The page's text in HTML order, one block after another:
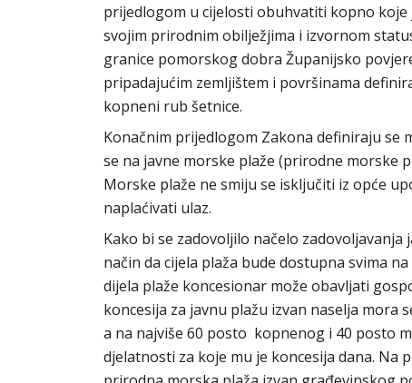
prijedlogom u cijelosti obuhvatiti kopno
svojim prirodnim obilježjima i izvornom
granice pomorskog dobra Županijsko
pripadajućim zemljištem i površinama
kopneni rub šetnice.
Konačnim prijedlogom Zakona definiraju se
se na javne morske plaže (prirodne morske
Morske plaže ne smiju se isključiti iz opće
naplaćivati ulaz.
Kako bi se zadovoljilo načelo
način da cijela plaža bude dostupna svima
dijela plaže koncesionar može obavljati
koncesija za javnu plažu izvan naselja mora
a na najviše 60 posto kopnenog i 40 posto
djelatnosti za koje mu je koncesija dana.